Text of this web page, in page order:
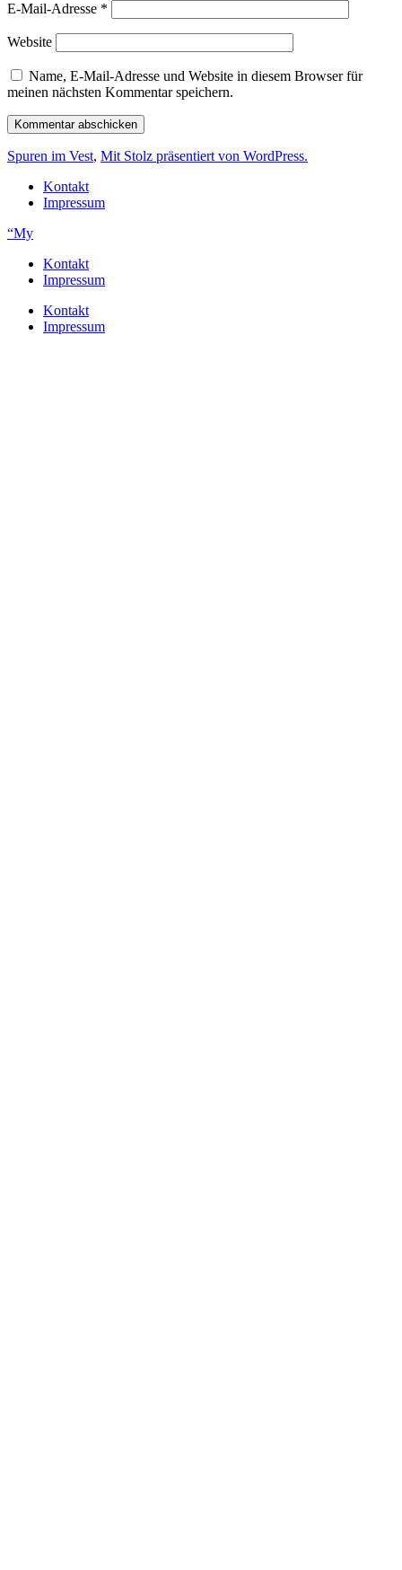
E-Mail-Adresse *
Website
Name, E-Mail-Adresse und Website in diesem Browser für
meinen nächsten Kommentar speichern.
Spuren im Vest, Mit Stolz präsentiert von WordPress.
Kontakt
Impressum
“My
Kontakt
Impressum
Kontakt
Impressum